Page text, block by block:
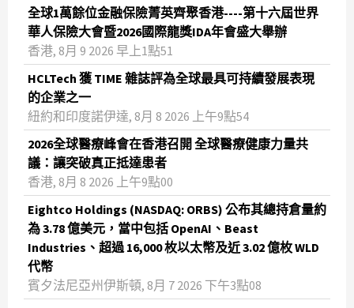
全球1萬餘位金融保險菁英齊聚香港----第十六屆世界
華人保險大會暨2026國際龍獎IDA年會盛大舉辦
香港, 8月 9 2026 早上1點51
HCLTech 獲 TIME 雜誌評為全球最具可持續發展表現
的企業之一
紐約和印度諾伊達, 8月 8 2026 上午9點54
2026全球醫療峰會在香港召開 全球醫療健康力量共
議：讓突破真正抵達患者
香港, 8月 8 2026 上午9點00
Eightco Holdings (NASDAQ: ORBS) 公布其總持倉量約
為 3.78 億美元，當中包括 OpenAI、Beast
Industries、超過 16,000 枚以太幣及近 3.02 億枚 WLD
代幣
賓夕法尼亞州伊斯頓, 8月 7 2026 下午3點08